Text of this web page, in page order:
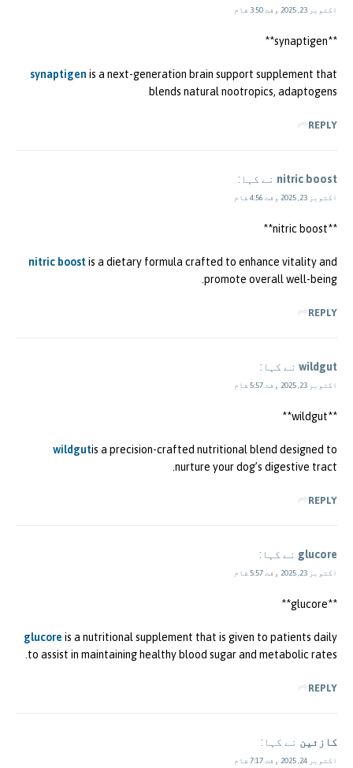
اکتوبر 23, 2025 وقت 3:50 شام
**synaptigen**
synaptigen is a next-generation brain support supplement that
blends natural nootropics, adaptogens
REPLY
nitric boost نے کہا:
اکتوبر 23, 2025 وقت 4:56 شام
**nitric boost**
nitric boostis a dietary formula crafted to enhance vitality and
promote overall well-being.
REPLY
wildgut نے کہا:
اکتوبر 23, 2025 وقت 5:57 شام
** wildgut**
wildgutis a precision-crafted nutritional blend designed to
nurture your dog’s digestive tract.
REPLY
glucore نے کہا:
اکتوبر 23, 2025 وقت 5:57 شام
**glucore**
glucore is a nutritional supplement that is given to patients daily
to assist in maintaining healthy blood sugar and metabolic rates.
REPLY
کازئین نے کہا:
اکتوبر 24, 2025 وقت 7:17 شام